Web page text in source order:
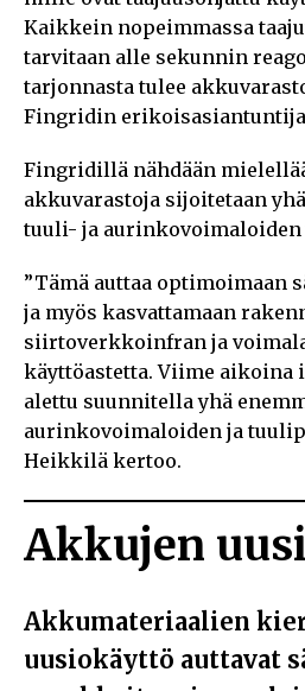
Kaikkein nopeimmassa
tarvitaan alle sekunnin
tarjonnasta tulee
Fingridin erikoisasiantuntija
Fingridillä nähdään
akkuvarastoja sijoitetaan
tuuli- ja aurinkovoimaloiden
”Tämä auttaa optimoimaan
ja myös kasvattamaan
siirtoverkkoinfran ja
käyttöastetta. Viime aikoina
alettu suunnitella yhä
aurinkovoimaloiden ja
Heikkilä kertoo.
Akkujen
Akkumateriaalien
uusiokäyttö auttavat